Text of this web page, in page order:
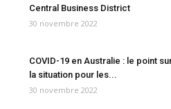
Central Business District
30 novembre 2022
COVID-19 en Australie : le point
la situation pour les...
30 novembre 2022